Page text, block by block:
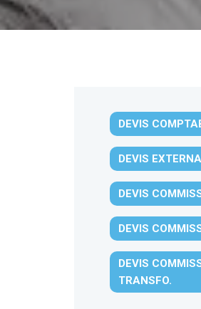
DEVIS
DEVIS
DEVIS
DEVIS
DEVIS
TRANSFO.